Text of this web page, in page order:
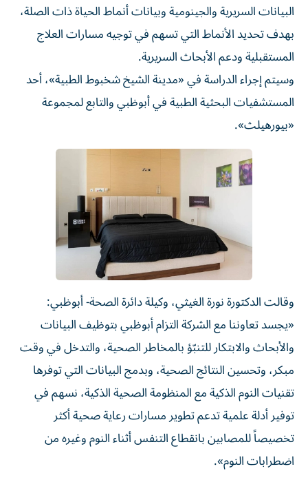
البيانات السريرية والجينومية وبيانات أنماط الحياة ذات الصلة،
بهدف تحديد الأنماط التي تسهم في توجيه مسارات العلاج
المستقبلية ودعم الأبحاث السريرية.
وسيتم إجراء الدراسة في «مدينة الشيخ شخبوط الطبية»، أحد
المستشفيات البحثية الطبية في أبوظبي والتابع لمجموعة
«بيورهيلث».
وقالت الدكتورة نورة الغيثي، وكيلة دائرة الصحة- أبوظبي:
«يجسد تعاوننا مع الشركة التزام أبوظبي بتوظيف البيانات
والأبحاث والابتكار للتنبّؤ بالمخاطر الصحية، والتدخل في وقت
مبكر، وتحسين النتائج الصحية، وبدمج البيانات التي توفرها
تقنيات النوم الذكية مع المنظومة الصحية الذكية، نسهم في
توفير أدلة علمية تدعم تطوير مسارات رعاية صحية أكثر
تخصيصاً للمصابين بانقطاع التنفس أثناء النوم وغيره من
اضطرابات النوم».